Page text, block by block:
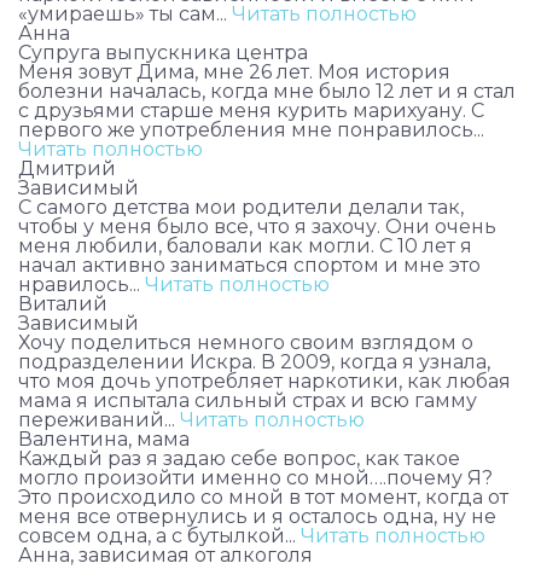
«умираешь» ты сам... Читать полностью
Анна
Супруга выпускника центра
Меня зовут Дима, мне 26 лет. Моя история
болезни началась, когда мне было 12 лет и я стал
с друзьями старше меня курить марихуану. С
первого же употребления мне понравилось...
Читать полностью
Дмитрий
Зависимый
С самого детства мои родители делали так,
чтобы у меня было все, что я захочу. Они очень
меня любили, баловали как могли. С 10 лет я
начал активно заниматься спортом и мне это
нравилось... Читать полностью
Виталий
Зависимый
Хочу поделиться немного своим взглядом о
подразделении Искра. В 2009, когда я узнала,
что моя дочь употребляет наркотики, как любая
мама я испытала сильный страх и всю гамму
переживаний... Читать полностью
Валентина, мама
Каждый раз я задаю себе вопрос, как такое
могло произойти именно со мной….почему Я?
Это происходило со мной в тот момент, когда от
меня все отвернулись и я осталось одна, ну не
совсем одна, а с бутылкой... Читать полностью
Анна, зависимая от алкоголя